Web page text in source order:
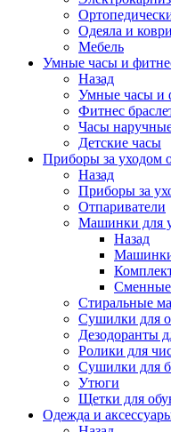
Одеяла и
Мебель
Умные часы и
Назад
Умные часы и
Фитнес
Часы
Детские часы
Приборы за уходом
Назад
Приборы за
Отпариватели
Машинки для
Назад
Машинки
Сменные
Стиральные
Сушилки для
Дезодоранты
Ролики для
Сушилки для
Утюги
Щетки для
Одежда и